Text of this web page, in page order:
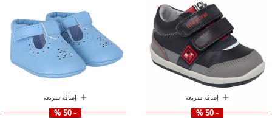
إضافة سريعة
- 50 %
إضافة سريعة
- 50 %